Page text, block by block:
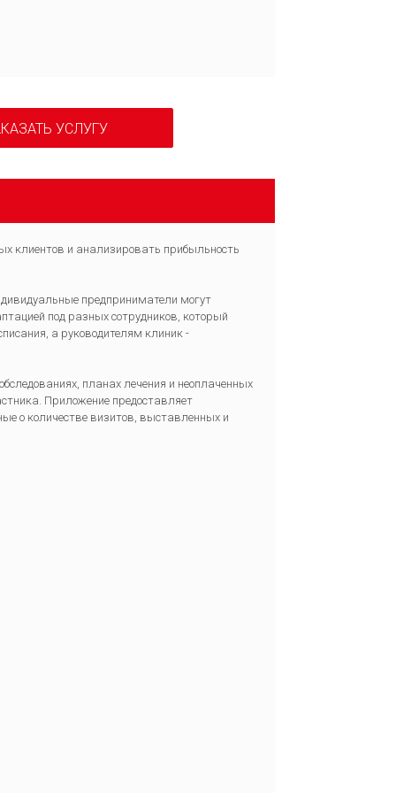
УСЛУГУ
клиентов и анализировать прибыльность
предприниматели могут
под разных сотрудников, который
а руководителям клиник -
планах лечения и неоплаченных
Приложение предоставляет
о количестве визитов, выставленных и